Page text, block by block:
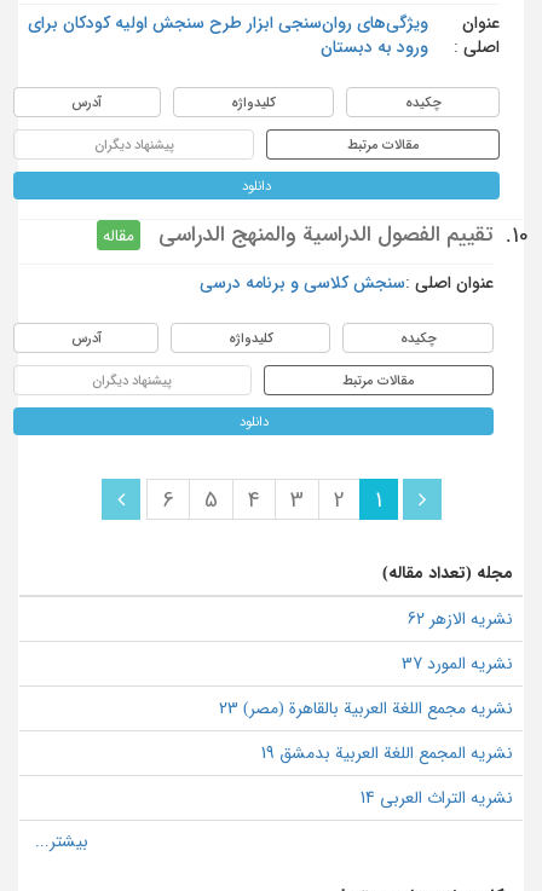
عنوان
اصلی :
ویژگی‌های روان‌سنجی ابزار طرح سنجش اولیه کودکان برای
ورود به دبستان
چکیده کلیدواژه آدرس
مقالات مرتبط پیشنهاد دیگران
دانلود
10. تقييم الفصول الدراسية والمنهج الدراسي مقاله
عنوان اصلی : سنجش کلاسی و برنامه درسی
چکیده کلیدواژه آدرس
مقالات مرتبط پیشنهاد دیگران
دانلود
1
2
3
4
5
6
مجله (تعداد مقاله)
نشریه الازهر 62
نشریه المورد 37
نشریه مجمع اللغة العربیة بالقاهرة (مصر) 23
نشریه المجمع اللغة العربیة بدمشق 19
نشریه التراث العربی 14